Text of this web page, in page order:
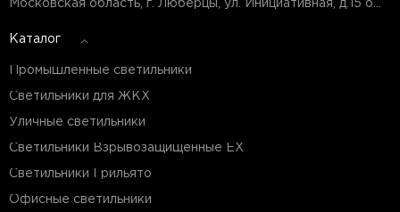
Каталог
Промышленные светильники
Светильники для ЖКХ
Уличные светильники
Светильники Взрывозащищенные EX
Светильники Грильято
Офисные светильники